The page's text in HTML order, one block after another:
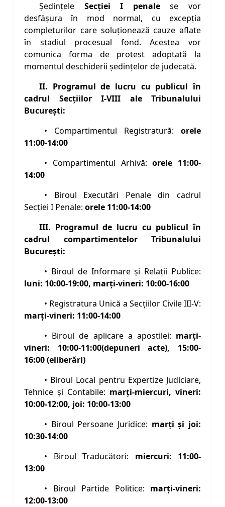
Ședințele Secției I penalese vor
desfășura în mod normal, cu excepția
completurilor care soluționează cauze aflate
în stadiul procesual fond. Acestea vor
comunica forma de protest adoptată la
momentul deschiderii ședințelor de judecată.
II. Programul de lucru cu publicul în
cadrul Secţiilor I-VIII ale Tribunalului
Bucureşti:
• Compartimentul Registratură: orele
11:00-14:00
• Compartimentul Arhivă:orele 11:00-
14:00
• Biroul Executări Penale din cadrul
Secţiei I Penale: orele 11:00-14:00
III. Programul de lucru cu publicul în
cadrul compartimentelor Tribunalului
Bucureşti:
• Biroul de Informare şi Relaţii Publice:
luni: 10:00-19:00, marţi-vineri: 10:00-16:00
• Registratura Unică a Secţiilor Civile III-V:
marți-vineri: 11:00-14:00
• Biroul de aplicare a apostilei: marți-
vineri: 10:00-11:00(depuneri acte), 15:00-
16:00 (eliberări)
• Biroul Local pentru Expertize Judiciare,
Tehnice şi Contabile: marți-miercuri, vineri:
10:00-12:00, joi: 10:00-13:00
• Biroul Persoane Juridice: marţi şi joi:
10:30-14:00
• Biroul Traducători: miercuri: 11:00-
13:00
• Biroul Partide Politice: marți-vineri:
12:00-13:00